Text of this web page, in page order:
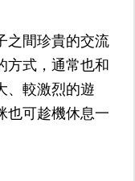
之間珍貴的交流
方式，通常也和
、較激烈的遊
也可趁機休息一